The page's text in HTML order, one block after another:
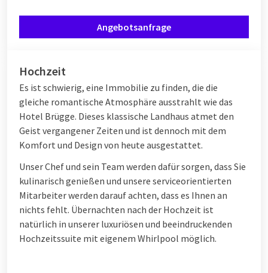
Angebotsanfrage
Hochzeit
Es ist schwierig, eine Immobilie zu finden, die die
gleiche romantische Atmosphäre ausstrahlt wie das
Hotel Brügge. Dieses klassische Landhaus atmet den
Geist vergangener Zeiten und ist dennoch mit dem
Komfort und Design von heute ausgestattet.
Unser Chef und sein Team werden dafür sorgen, dass Sie
kulinarisch genießen und unsere serviceorientierten
Mitarbeiter werden darauf achten, dass es Ihnen an
nichts fehlt. Übernachten nach der Hochzeit ist
natürlich in unserer luxuriösen und beeindruckenden
Hochzeitssuite mit eigenem Whirlpool möglich.